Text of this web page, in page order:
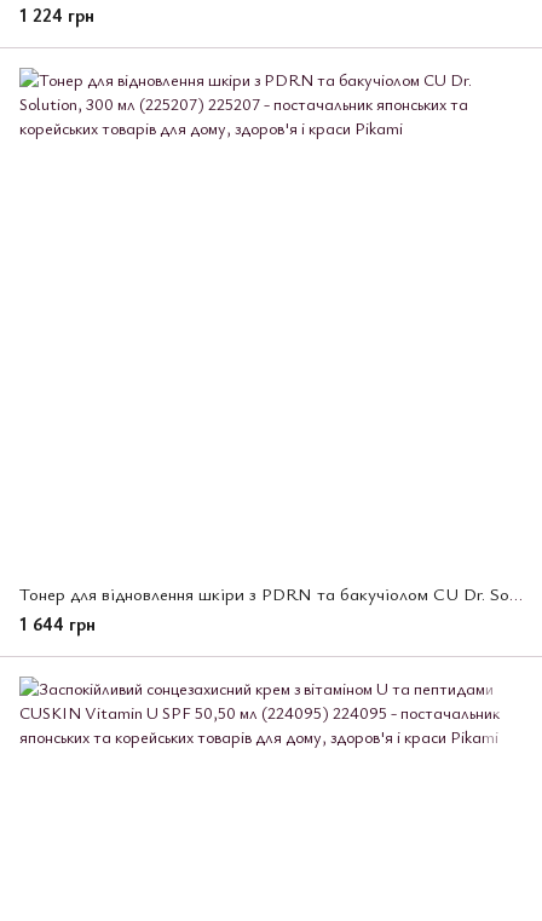
1 224 грн
Тонер для відновлення шкіри з PDRN та бакучіолом CU Dr. Solution, 300 мл (225207)
1 644 грн